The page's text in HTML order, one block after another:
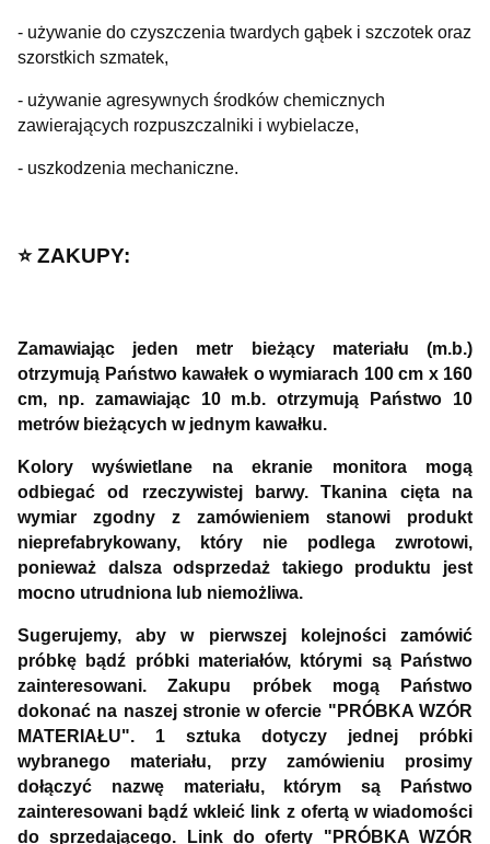
- używanie do czyszczenia twardych gąbek i szczotek oraz
szorstkich szmatek,
- używanie agresywnych środków chemicznych
zawierających rozpuszczalniki i wybielacze,
- uszkodzenia mechaniczne.
⭐️ ZAKUPY:
Zamawiając jeden metr bieżący materiału (m.b.)
otrzymują Państwo kawałek o wymiarach 100 cm x 160
cm, np. zamawiając 10 m.b. otrzymują Państwo 10
metrów bieżących w jednym kawałku.
Kolory wyświetlane na ekranie monitora mogą
odbiegać od rzeczywistej barwy. Tkanina cięta na
wymiar zgodny z zamówieniem stanowi produkt
nieprefabrykowany, który nie podlega zwrotowi,
ponieważ dalsza odsprzedaż takiego produktu jest
mocno utrudniona lub niemożliwa.
Sugerujemy, aby w pierwszej kolejności zamówić
próbkę bądź próbki materiałów, którymi są Państwo
zainteresowani. Zakupu próbek mogą Państwo
dokonać na naszej stronie w ofercie "PRÓBKA WZÓR
MATERIAŁU". 1 sztuka dotyczy jednej próbki
wybranego materiału, przy zamówieniu prosimy
dołączyć nazwę materiału, którym są Państwo
zainteresowani bądź wkleić link z ofertą w wiadomości
do sprzedającego. Link do oferty "PRÓBKA WZÓR